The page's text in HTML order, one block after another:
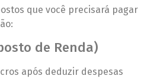
que você precisará pagar
de Renda)
após deduzir despesas